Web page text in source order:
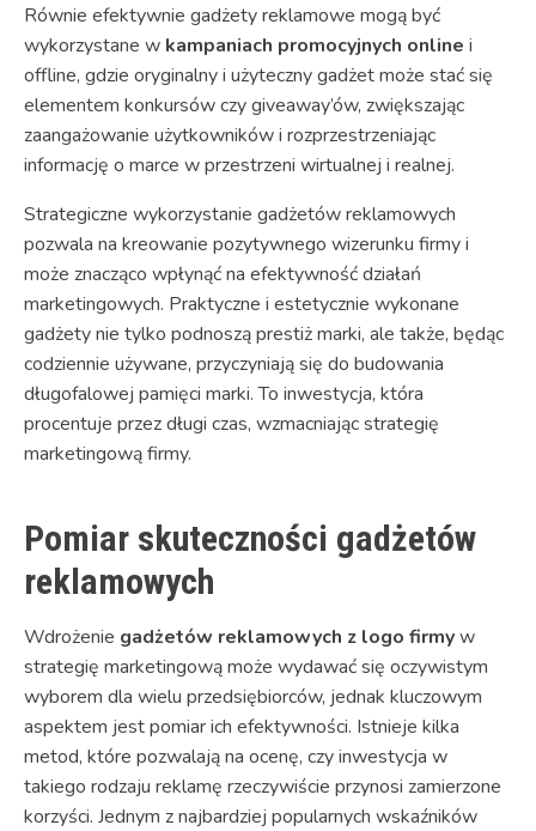
Równie efektywnie gadżety reklamowe mogą być
wykorzystane w kampaniach promocyjnych online i
offline, gdzie oryginalny i użyteczny gadżet może stać się
elementem konkursów czy giveaway’ów, zwiększając
zaangażowanie użytkowników i rozprzestrzeniając
informację o marce w przestrzeni wirtualnej i realnej.
Strategiczne wykorzystanie gadżetów reklamowych
pozwala na kreowanie pozytywnego wizerunku firmy i
może znacząco wpłynąć na efektywność działań
marketingowych. Praktyczne i estetycznie wykonane
gadżety nie tylko podnoszą prestiż marki, ale także, będąc
codziennie używane, przyczyniają się do budowania
długofalowej pamięci marki. To inwestycja, która
procentuje przez długi czas, wzmacniając strategię
marketingową firmy.
Pomiar skuteczności gadżetów
reklamowych
Wdrożenie gadżetów reklamowych z logo firmyw
strategię marketingową może wydawać się oczywistym
wyborem dla wielu przedsiębiorców, jednak kluczowym
aspektem jest pomiar ich efektywności. Istnieje kilka
metod, które pozwalają na ocenę, czy inwestycja w
takiego rodzaju reklamę rzeczywiście przynosi zamierzone
korzyści. Jednym z najbardziej popularnych wskaźników